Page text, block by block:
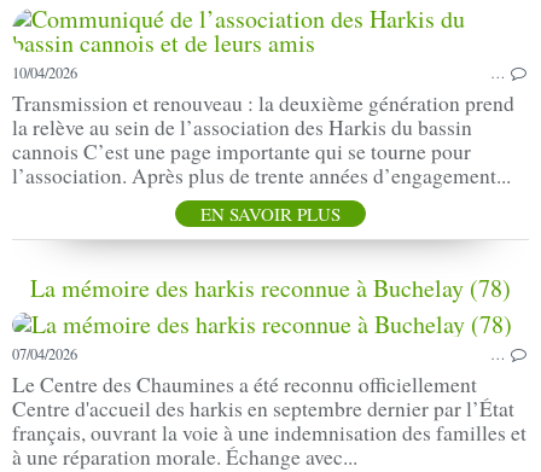
10/04/2026 …
Transmission et renouveau : la deuxième génération prend
la relève au sein de l’association des Harkis du bassin
cannois C’est une page importante qui se tourne pour
l’association. Après plus de trente années d’engagement...
EN SAVOIR PLUS
La mémoire des harkis reconnue à Buchelay (78)
07/04/2026 …
Le Centre des Chaumines a été reconnu officiellement
Centre d'accueil des harkis en septembre dernier par l’État
français, ouvrant la voie à une indemnisation des familles et
à une réparation morale. Échange avec...